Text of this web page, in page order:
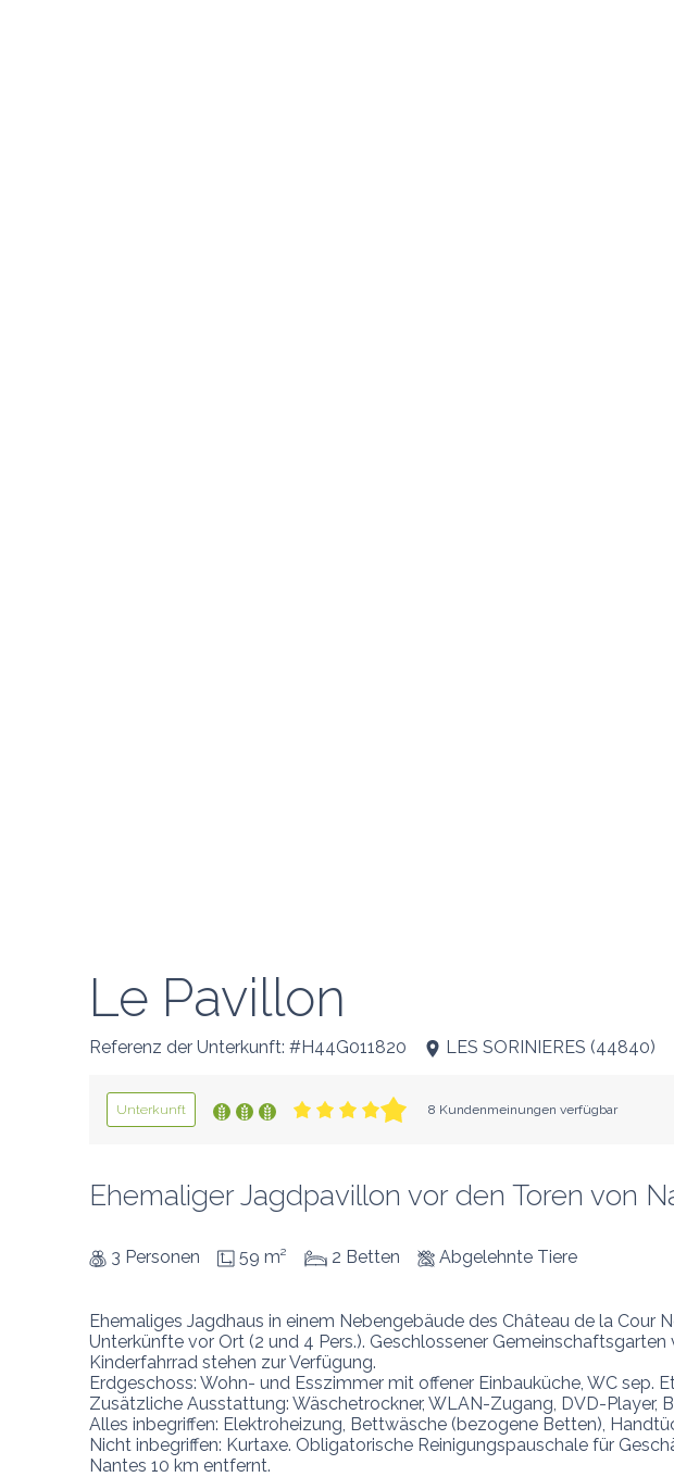
Le Pavillon
Referenz der Unterkunft: #H44G011820 LES SORINIERES (44840)
Unterkunft 8 Kundenmeinungen verfügbar
Ehemaliger Jagdpavillon vor den Toren von
3 Personen 59 m² 2 Betten Abgelehnte Tiere
Ehemaliges Jagdhaus in einem Nebengebäude des Château de la Cour
Unterkünfte vor Ort (2 und 4 Pers.). Geschlossener
Kinderfahrrad stehen zur Verfügung.
Erdgeschoss: Wohn- und Esszimmer mit offener Einbauküche, WC sep.
Zusätzliche Ausstattung: Wäschetrockner, WLAN-Zugang, DVD-Player,
Alles inbegriffen: Elektroheizung, Bettwäsche (bezogene Betten),
Nicht inbegriffen: Kurtaxe. Obligatorische Reinigungspauschale für
Nantes 10 km entfernt.